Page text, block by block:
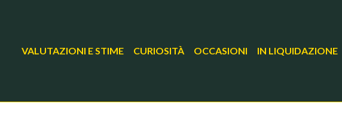
VALUTAZIONI E STIME CURIOSITÀ OCCASIONI IN LIQUIDAZIONE